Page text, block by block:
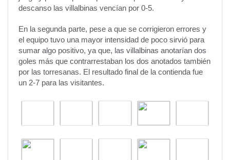
descanso las villalbinas vencían por 0-5.
En la segunda parte, pese a que se corrigieron errores y
el equipo tuvo una mayor intensidad de poco sirvió para
sumar algo positivo, ya que, las villalbinas anotarían dos
goles más que contrarrestaban los dos anotados también
por las torresanas. El resultado final de la contienda fue
un 2-7 para las visitantes.